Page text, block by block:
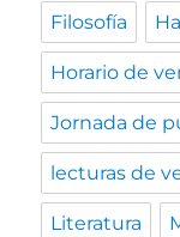
Filosofía
Horario de
Jornada de
lecturas de
Literatura